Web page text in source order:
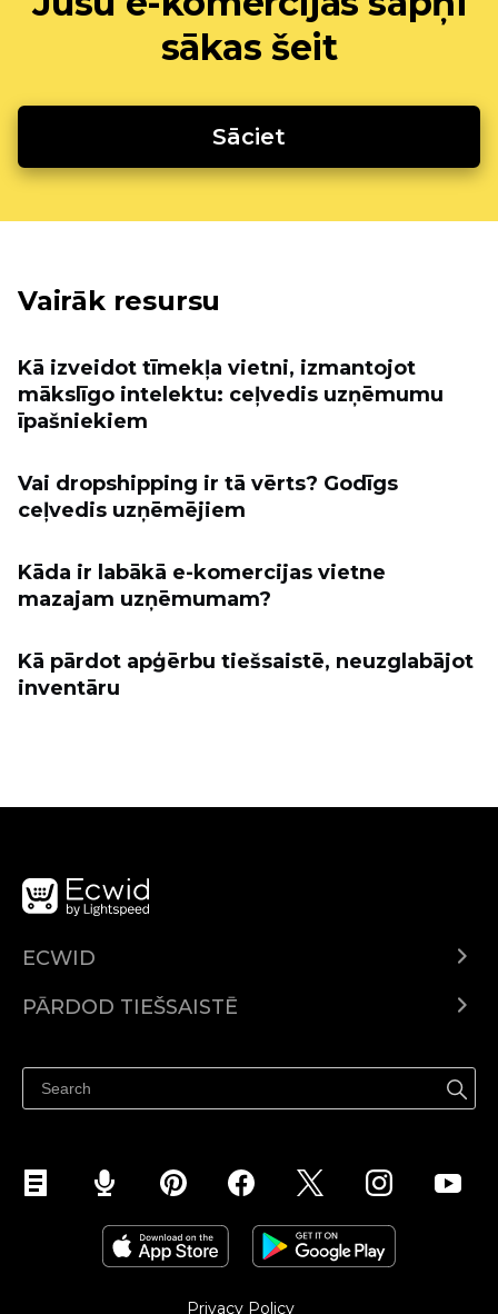
sākas šeit
Sāciet
Vairāk resursu
Kā izveidot tīmekļa vietni, izmantojot
mākslīgo intelektu: ceļvedis uzņēmumu
īpašniekiem
Vai dropshipping ir tā vērts? Godīgs
ceļvedis uzņēmējiem
Kāda ir labākā e-komercijas vietne
mazajam uzņēmumam?
Kā pārdot apģērbu tiešsaistē, neuzglabājot
inventāru
ECWID
Izcenojumi
PĀRDOD TIEŠSAISTĒ
Pārdod Facebook
Pārdod Instagram
Privacy Policy